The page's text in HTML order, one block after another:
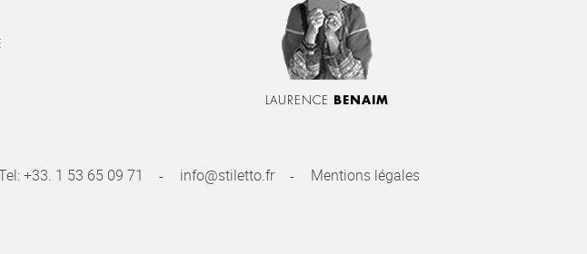
LAURENCE BENAIM
+33. 1 53 65 09 71 info@stiletto.fr Mentions légales